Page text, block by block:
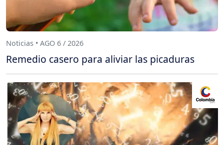
Noticias • AGO 6 / 2026
Remedio casero para aliviar las picaduras